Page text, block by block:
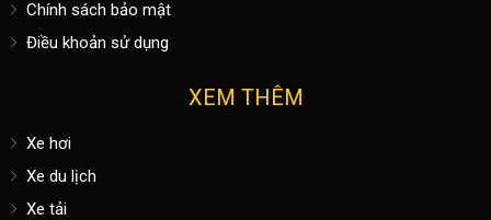
Chính sách bảo mật
Điều khoản sử dụng
XEM THÊM
Xe hơi
Xe du lịch
Xe tải